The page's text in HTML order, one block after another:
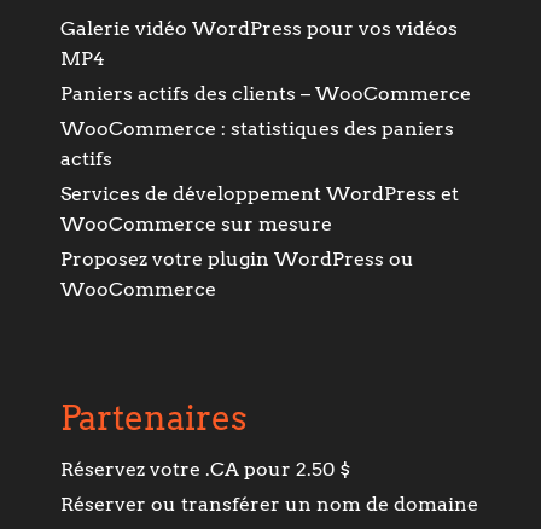
Galerie vidéo WordPress pour vos vidéos
MP4
Paniers actifs des clients – WooCommerce
WooCommerce : statistiques des paniers
actifs
Services de développement WordPress et
WooCommerce sur mesure
Proposez votre plugin WordPress ou
WooCommerce
Partenaires
Réservez votre .CA pour 2.50 $
Réserver ou transférer un nom de domaine